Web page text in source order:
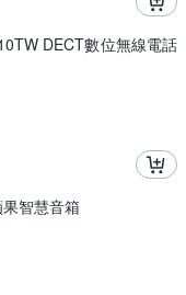
DECT數位無線電話
智慧音箱